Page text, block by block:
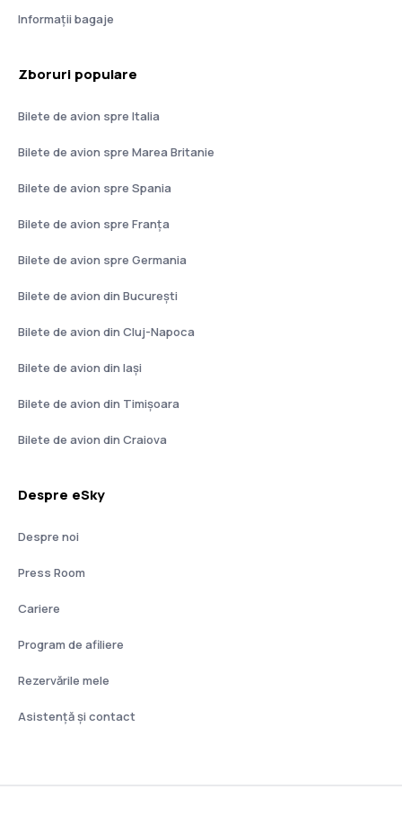
Informații bagaje
Zboruri populare
Bilete de avion spre Italia
Bilete de avion spre Marea Britanie
Bilete de avion spre Spania
Bilete de avion spre Franţa
Bilete de avion spre Germania
Bilete de avion din București
Bilete de avion din Cluj-Napoca
Bilete de avion din Iași
Bilete de avion din Timișoara
Bilete de avion din Craiova
Despre eSky
Despre noi
Press Room
Cariere
Program de afiliere
Rezervările mele
Asistenţă şi contact